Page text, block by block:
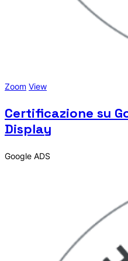
Zoom View
Certificazione su
Display
Google ADS